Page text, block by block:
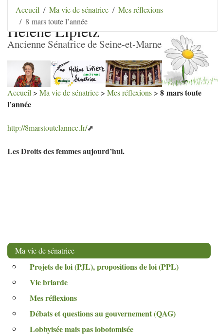
Aller au contenu Aller au menu
Aller au menu
secondaire
Aller à la recherche
Hélène Lipietz
Ancienne Sénatrice de Seine-et-Marne
Accueil Ma vie de sénatrice
Mes réflexions
8 mars toute l’année
Accueil > Ma vie de sénatrice > Mes réflexions > 8 mars toute
l’année
http://8marstoutelannee.fr/
Les Droits des femmes aujourd’hui.
Ma vie de sénatrice
Projets de loi (PJL), propositions de loi (PPL)
Vie briarde
Mes réflexions
Débats et questions au gouvernement (QAG)
Lobbyisée mais pas lobotomisée